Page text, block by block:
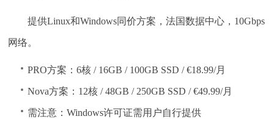
提供Linux和Windows同价方案，法国数据中心，10Gbps
网络。
PRO方案：6核 / 16GB / 100GB SSD / €18.99/月
Nova方案：12核 / 48GB / 250GB SSD / €49.99/月
需注意：Windows许可证需用户自行提供